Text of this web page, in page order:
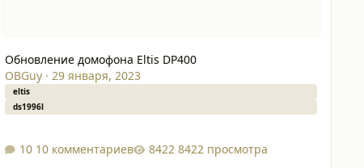
Обновление домофона Eltis DP400
OBGuy· 29 января, 2023
eltis
ds1996l
10 комментариев 8422 просмотра